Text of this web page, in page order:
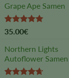
Grape Ape Samen
Rated5.00
35.00€
Northern Lights
Autoflower Samen